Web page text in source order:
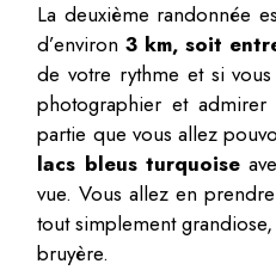
La deuxième randonnée
d’environ 3 km, soit
de votre rythme et si
photographier et
partie que vous allez
lacs bleus turquoise
vue. Vous allez en
tout simplement
bruyère.